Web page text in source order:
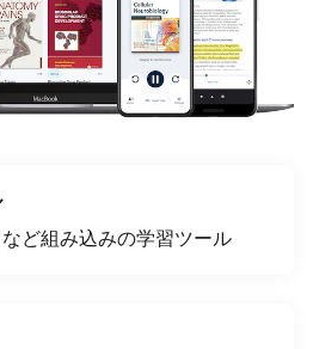
ど組み込みの学習ツール